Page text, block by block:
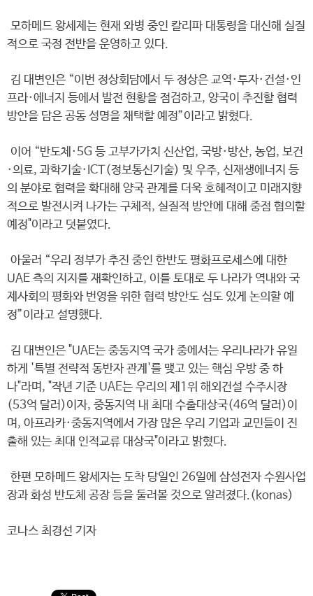
모하메드 왕세제는 현재 와병 중인 칼리파 대통령을 대신해 실질
적으로 국정 전반을 운영하고 있다.
김 대변인은 “이번 정상회담에서 두 정상은 교역·투자·건설·인
프라·에너지 등에서 발전 현황을 점검하고, 양국이 추진할 협력
방안을 담은 공동 성명을 채택할 예정”이라고 밝혔다.
이어 “반도체·5G 등 고부가가치 신산업, 국방·방산, 농업, 보건
·의료, 과학기술·ICT(정보통신기술) 및 우주, 신재생에너지 등
의 분야로 협력을 확대해 양국 관계를 더욱 호혜적이고 미래지향
적으로 발전시켜 나가는 구체적, 실질적 방안에 대해 중점 협의할
예정"이라고 덧붙였다.
아울러 “우리 정부가 추진 중인 한반도 평화프로세스에 대한
UAE 측의 지지를 재확인하고, 이를 토대로 두 나라가 역내와 국
제사회의 평화와 번영을 위한 협력 방안도 심도 있게 논의할 예
정”이라고 설명했다.
김 대변인은 "UAE는 중동지역 국가 중에서는 우리나라가 유일
하게 '특별 전략적 동반자 관계'를 맺고 있는 핵심 우방 중 하
나"라며, "작년 기준 UAE는 우리의 제1위 해외건설 수주시장
(53억 달러)이자, 중동지역 내 최대 수출대상국(46억 달러)이
며, 아프라카·중동지역에서 가장 많은 우리 기업과 교민들이 진
출해 있는 최대 인적교류 대상국"이라고 밝혔다.
한편 모하메드 왕세자는 도착 당일인 26일에 삼성전자 수원사업
장과 화성 반도체 공장 등을 둘러볼 것으로 알려졌다.(konas)
코나스 최경선 기자